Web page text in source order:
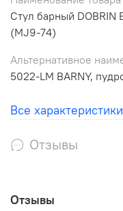
Стул барный DOBRIN
(MJ9-74)
Альтернативное
5022-LM BARNY,
Все характеристики
Отзывы
Отзывы